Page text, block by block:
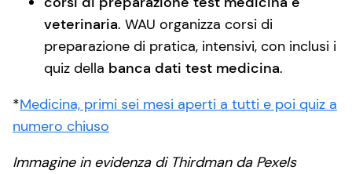
veterinaria. WAU organizza corsi di
preparazione di pratica, intensivi, con inclusi i
quiz della banca dati test medicina.
*Medicina, primi sei mesi aperti a tutti e poi quiz a
numero chiuso
Immagine in evidenza di Thirdman da Pexels